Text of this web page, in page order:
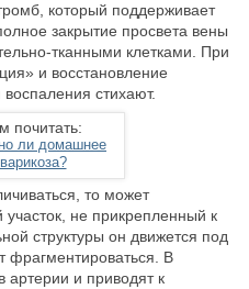
который поддерживает
закрытие просвета вены
тканными клетками. При
и восстановление
воспаления стихают.
почитать:
ли домашнее
то может
не прикрепленный к
структуры он движется под
фрагментироваться. В
артерии и приводят к